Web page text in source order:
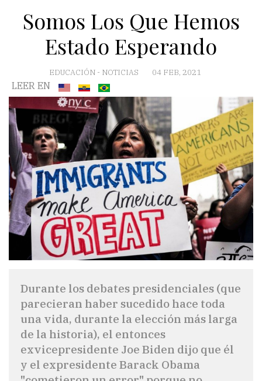
Somos Los Que Hemos
Estado Esperando
EDUCACIÓN - NOTICIAS 04 FEB, 2021
LEER EN
Durante los debates presidenciales (que
parecieran haber sucedido hace toda
una vida, durante la elección más larga
de la historia), el entonces
exvicepresidente Joe Biden dijo que él
y el expresidente Barack Obama